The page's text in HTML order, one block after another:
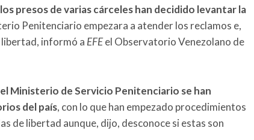
presos de varias cárceles han decidido levantar la
Penitenciario empezara a atender los reclamos e,
informó a EFEel Observatorio Venezolano de
Ministerio de Servicio Penitenciario se han
del país, con lo que han empezado procedimientos
de libertad aunque, dijo, desconoce si estas son